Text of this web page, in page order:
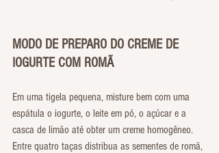
MODO DE PREPARO DO CREME DE
IOGURTE COM ROMÃ
Em uma tigela pequena, misture bem com uma
espátula o iogurte, o leite em pó, o açúcar e a
casca de limão até obter um creme homogêneo.
Entre quatro taças distribua as sementes de romã,